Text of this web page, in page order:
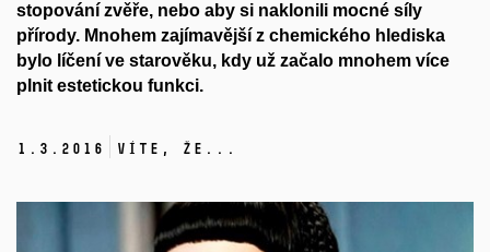
stopování zvěře, nebo aby si naklonili mocné síly
přírody. Mnohem zajímavější z chemického hlediska
bylo líčení ve starověku, kdy už začalo mnohem více
plnit estetickou funkci.
1. 3. 2016 Víte, že...